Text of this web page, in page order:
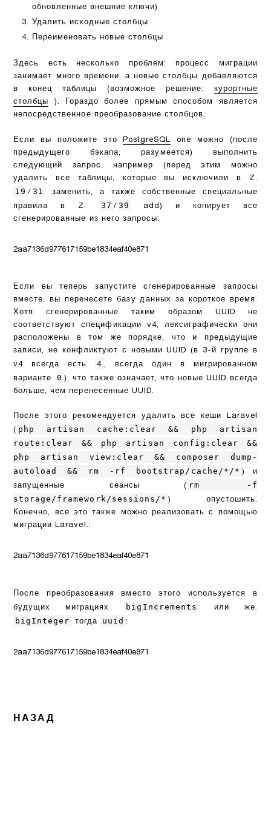
обновленные внешние ключи)
Удалить исходные столбцы
Переименовать новые столбцы
Здесь есть несколько проблем: процесс миграции
занимает много времени, а новые столбцы добавляются
в конец таблицы (возможное решение: курортные
столбцы
). Гораздо более прямым способом является
непосредственное преобразование столбцов.
Если вы положите это PostgreSQL
one можно (после
предыдущего бэкапа, разумеется) выполнить
следующий запрос, например (перед этим можно
удалить все таблицы, которые вы исключили в Z.
19 / 31
заменить, а также собственные специальные
правила в Z.
37 / 39
add) и копирует все
сгенерированные из него запросы:
2aa7136d977617159be1834eaf40e871
Если вы теперь запустите сгенерированные запросы
вместе, вы перенесете базу данных за короткое время.
Хотя сгенерированные таким образом UUID не
соответствуют спецификации v4, лексиграфически они
расположены в том же порядке, что и предыдущие
записи, не конфликтуют с новыми UUID (в 3-й группе в
v4 всегда есть
4 , всегда один в мигрированном
варианте
0 ), что также означает, что новые UUID всегда
больше, чем перенесенные UUID.
После этого рекомендуется удалить все кеши Laravel
( php artisan cache:clear && php artisan
route:clear && php artisan config:clear &&
php artisan view:clear && composer dump-
autoload && rm -rf bootstrap/cache/*/* ) и
запущенные сеансы ( rm -f
storage/framework/sessions/* ) опустошить.
Конечно, все это также можно реализовать с помощью
миграции Laravel.:
2aa7136d977617159be1834eaf40e871
После преобразования вместо этого используется в
будущих миграциях
bigIncrements или же.
bigInteger тогда uuid :
2aa7136d977617159be1834eaf40e871
НАЗАД